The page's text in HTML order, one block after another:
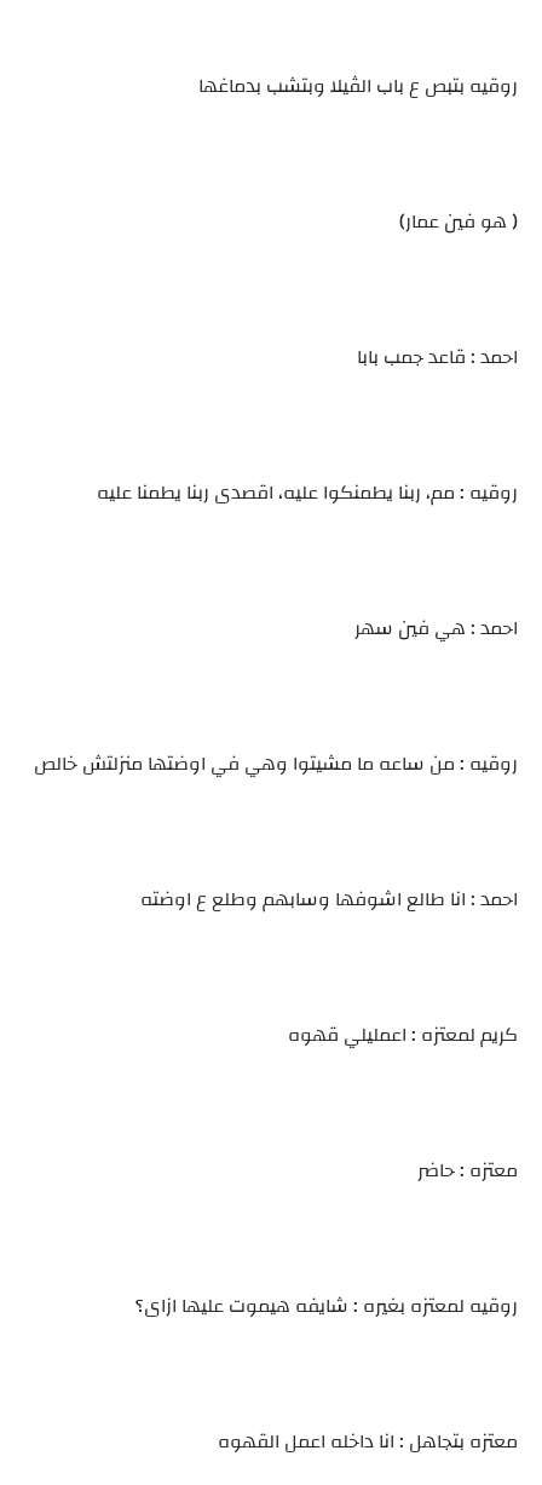
روقيه بتبص ع باب الڤيلا وبتشب بدماغها
( هو فين عمار)
احمد : قاعد جمب بابا
روقيه : مم، ربنا يطمنكوا عليه، اقصدى ربنا يطمنا عليه
احمد : هي فين سهر
روقيه : من ساعه ما مشيتوا وهي في اوضتها منزلتش خالص
احمد : انا طالع اشوفها وسابهم وطلع ع اوضته
كريم لمعتزه : اعمليلي قهوه
معتزه : حاضر
روقيه لمعتزه بغيره : شايفه هيموت عليها ازاى؟
معتزه بتجاهل : انا داخله اعمل القهوه